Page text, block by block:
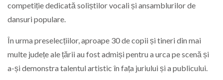
competiție dedicată soliștilor vocali și ansamblurilor de
dansuri populare.
În urma preselecțiilor, aproape 30 de copii și tineri din mai
multe județe ale țării au fost admiși pentru a urca pe scenă și
a-și demonstra talentul artistic în fața juriului și a publicului.